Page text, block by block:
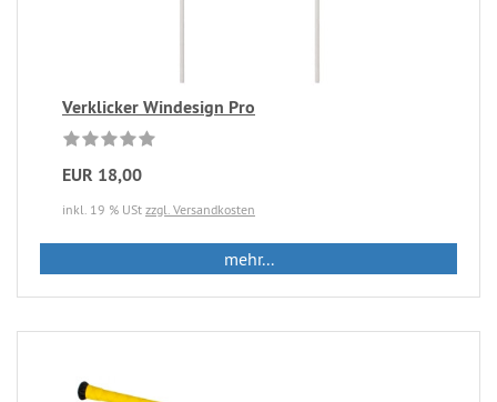
Verklicker Windesign Pro
EUR 18,00
inkl. 19 % USt zzgl. Versandkosten
mehr...